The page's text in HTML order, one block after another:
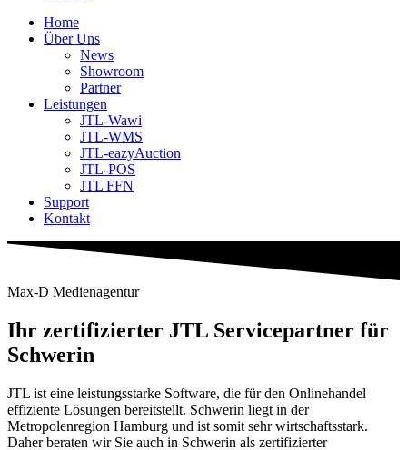
Home
Über Uns
News
Showroom
Partner
Leistungen
JTL-Wawi
JTL-WMS
JTL-eazyAuction
JTL-POS
JTL FFN
Support
Kontakt
Max-D Medienagentur
Ihr zertifizierter JTL Servicepartner für
Schwerin
JTL ist eine leistungsstarke Software, die für den Onlinehandel
effiziente Lösungen bereitstellt. Schwerin liegt in der
Metropolenregion Hamburg und ist somit sehr wirtschaftsstark.
Daher beraten wir Sie auch in Schwerin als zertifizierter